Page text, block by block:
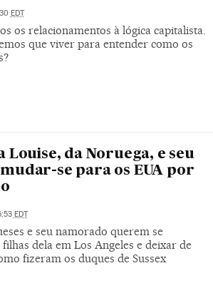
EDT
os relacionamentos à lógica capitalista.
que viver para entender como os
Louise, da Noruega, e seu
se para os EUA por
EDT
e seu namorado querem se
dela em Los Angeles e deixar de
fizeram os duques de Sussex